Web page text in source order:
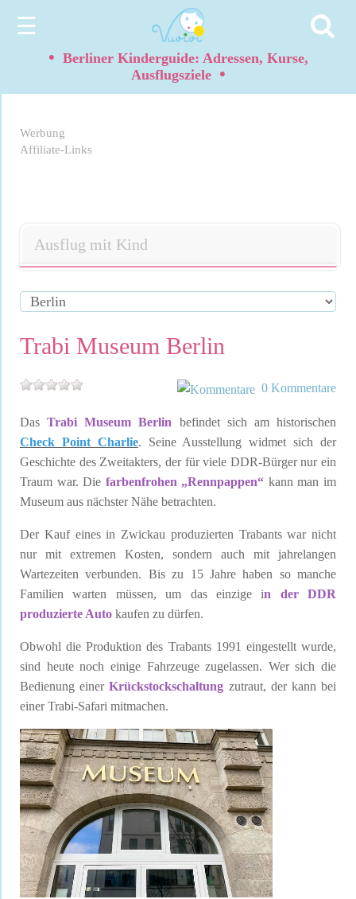
☰
• Berliner Kinderguide: Adressen, Kurse,
Ausflugsziele •
Werbung
Affiliate-Links
Ausflug mit Kind
Trabi Museum Berlin
0 Kommentare
DasTrabi Museum Berlin befindet sich am historischen
Check Point Charlie. Seine Ausstellung widmet sich der
Geschichte des Zweitakters, der für viele DDR-Bürger nur ein
Traum war. Die farbenfrohen „Rennpappen“ kann man im
Museum aus nächster Nähe betrachten.
Der Kauf eines in Zwickau produzierten Trabants war nicht
nur mit extremen Kosten, sondern auch mit jahrelangen
Wartezeiten verbunden. Bis zu 15 Jahre haben so manche
Familien warten müssen, um das einzige in der DDR
produzierte Auto kaufen zu dürfen.
Obwohl die Produktion des Trabants 1991 eingestellt wurde,
sind heute noch einige Fahrzeuge zugelassen. Wer sich die
Bedienung einerKrückstockschaltung zutraut, der kann bei
einer Trabi-Safari mitmachen.